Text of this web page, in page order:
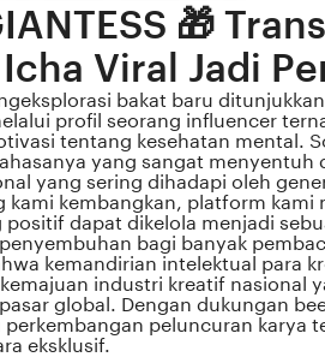
🎁
Viral Jadi
bakat baru
profil seorang influencer
tentang kesehatan mental.
yang sangat menyentuh
yang sering dihadapi oleh
kami kembangkan, platform kami
dapat dikelola menjadi
bagi banyak
kemandirian intelektual para
industri kreatif nasional
global. Dengan dukungan
peluncuran karya
eksklusif.